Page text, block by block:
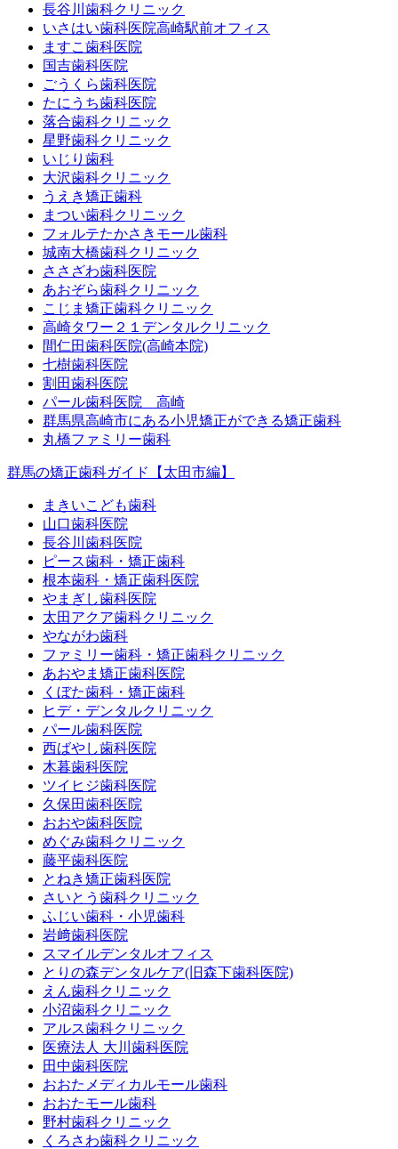
長谷川歯科クリニック
いさはい歯科医院高崎駅前オフィス
ますこ歯科医院
国吉歯科医院
ごうくら歯科医院
たにうち歯科医院
落合歯科クリニック
星野歯科クリニック
いじり歯科
大沢歯科クリニック
うえき矯正歯科
まつい歯科クリニック
フォルテたかさきモール歯科
城南大橋歯科クリニック
ささざわ歯科医院
あおぞら歯科クリニック
こじま矯正歯科クリニック
高崎タワー２１デンタルクリニック
間仁田歯科医院(高崎本院)
七樹歯科医院
割田歯科医院
パール歯科医院 高崎
群馬県高崎市にある小児矯正ができる矯正歯科
丸橋ファミリー歯科
群馬の矯正歯科ガイド【太田市編】
まきいこども歯科
山口歯科医院
長谷川歯科医院
ピース歯科・矯正歯科
根本歯科・矯正歯科医院
やまぎし歯科医院
太田アクア歯科クリニック
やながわ歯科
ファミリー歯科・矯正歯科クリニック
あおやま矯正歯科医院
くぼた歯科・矯正歯科
ヒデ・デンタルクリニック
パール歯科医院
西ばやし歯科医院
木暮歯科医院
ツイヒジ歯科医院
久保田歯科医院
おおや歯科医院
めぐみ歯科クリニック
藤平歯科医院
とねき矯正歯科医院
さいとう歯科クリニック
ふじい歯科・小児歯科
岩﨑歯科医院
スマイルデンタルオフィス
とりの森デンタルケア(旧森下歯科医院)
えん歯科クリニック
小沼歯科クリニック
アルス歯科クリニック
医療法人 大川歯科医院
田中歯科医院
おおたメディカルモール歯科
おおたモール歯科
野村歯科クリニック
くろさわ歯科クリニック